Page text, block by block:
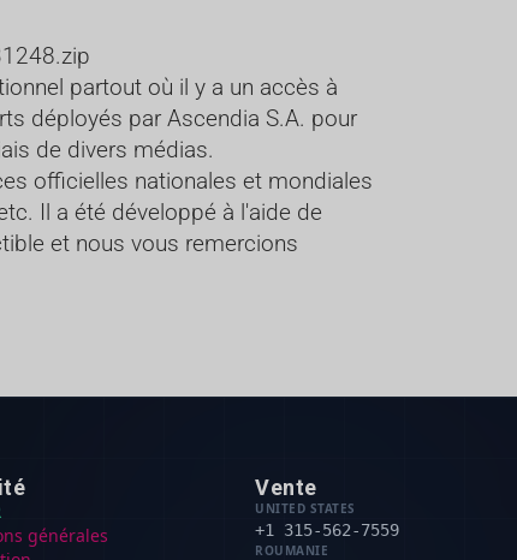
partout où il y a un accès à
déployés par Ascendia S.A. pour
de divers médias.
officielles nationales et mondiales
Il a été développé à l'aide de
et nous vous remercions
générales
Vente
UNITED STATES
+1 315-562-7559
ROUMANIE